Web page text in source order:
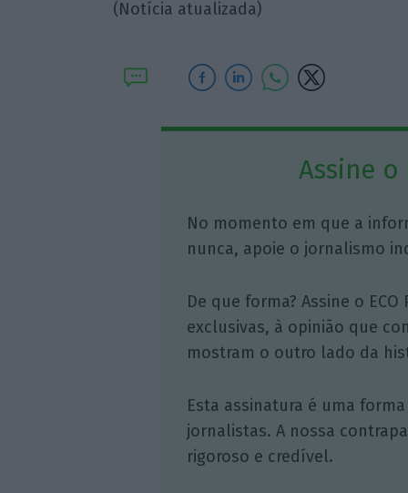
(Notícia atualizada)
Assine o
No momento em que a
nunca, apoie o jornalismo
De que forma? Assine o
exclusivas, à opinião que
mostram o outro lado da
Esta assinatura é uma
jornalistas. A nossa
rigoroso e credível.